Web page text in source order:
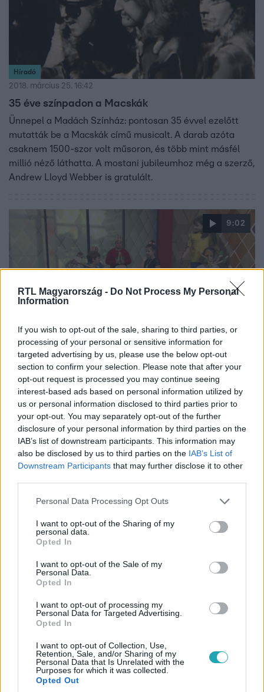
RTL Magyarország - Do Not Process My Personal
Information
If you wish to opt-out of the sale, sharing to third parties, or
processing of your personal or sensitive information for
targeted advertising by us, please use the below opt-out
section to confirm your selection. Please note that after your
opt-out request is processed you may continue seeing
interest-based ads based on personal information utilized by
us or personal information disclosed to third parties prior to
your opt-out. You may separately opt-out of the further
disclosure of your personal information by third parties on the
IAB’s list of downstream participants. This information may
also be disclosed by us to third parties on the IAB’s List of
Downstream Participants that may further disclose it to other
Please note that this website/app uses one or more Google
not limited to your visit or usage behaviour. You may click to
grant or deny consent to Google and its third-party tags to
use your data for below specified purposes in below Google
consent section.
Personal Data Processing Opt Outs
I want to opt-out of the Sharing of my
personal data.
Opted In
I want to opt-out of the Sale of my
Personal Data.
Opted In
I want to opt-out of processing my
Personal Data for Targeted Advertising.
Opted In
I want to opt-out of Collection, Use,
Retention, Sale, and/or Sharing of my
Personal Data that Is Unrelated with the
Purposes for which it was collected.
Opted Out
Híradó
2018. március 25. 16:42
35 éve színpadon a Macskák
Ünnepel a Madách Színház: pontosan 35 évvel ezelőtt
mutatták be a Macskák című musicalt. A darab azóta
csaknem 1500-szor volt műsoron, és több mint másfél
millió néző láthatta. A mostani jubileumhoz még a szerző,
Andrew Lloyd Webber is gratulált.
9:02
Reggeli
2018. március 23. 8:08
Gyermekelőadás: Légy ökosabb!
A kerepesi Széchenyi István Általános Iskola fontosnak
tartja a környezetvédelmet, így a jövő héten a diákok egy
előadássorozatba kezdenek diáktársaiknak, hogy ezzel
ösztönözzenek mindenkit a szelektív hulladékgyűjtés
fontosságára.
Celebklub
2018. január 22. 12:54
Mi Solti Ádám szíve csücske?
A Les Misérables - A nyomorultak musical kerek századik
előadását ünnepelte! A Barátok közt színésze is játszik a